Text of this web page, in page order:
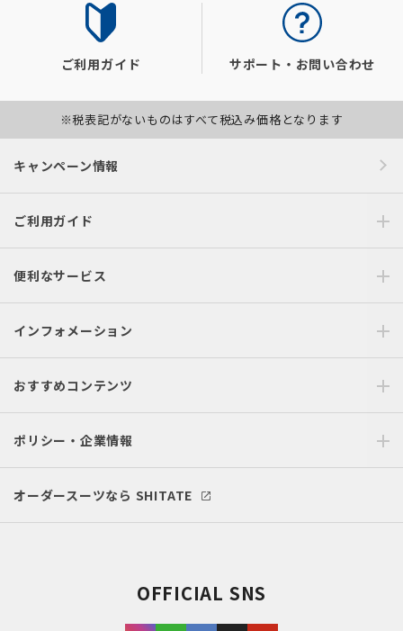
ご利用ガイド サポート・お問い合わせ
※税表記がないものはすべて税込み価格となります
キャンペーン情報
ご利用ガイド
便利なサービス
インフォメーション
おすすめコンテンツ
ポリシー・企業情報
オーダースーツなら SHITATE
OFFICIAL SNS